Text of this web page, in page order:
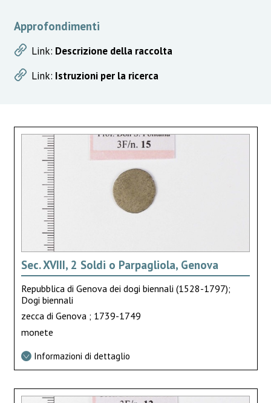
Approfondimenti
Link: Descrizione della raccolta
Link: Istruzioni per la ricerca
Sec. XVIII, 2 Soldi o Parpagliola, Genova
Repubblica di Genova dei dogi biennali (1528-1797);
Dogi biennali
zecca di Genova ; 1739-1749
monete
Informazioni di dettaglio